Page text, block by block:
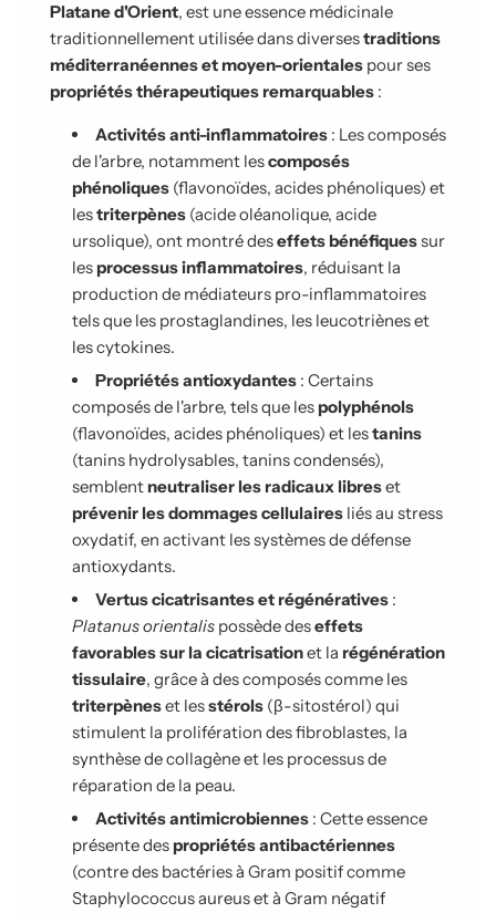
u
r
s
.
.
Platane d'Orient, est une essence médicinale
traditionnellement utilisée dans diversestraditions
méditerranéennes et moyen-orientales pour ses
propriétés thérapeutiques remarquables :
Activités anti-inflammatoires : Les composés
de l'arbre, notamment lescomposés
phénoliques (flavonoïdes, acides phénoliques) et
lestriterpènes (acide oléanolique, acide
ursolique), ont montré deseffets bénéfiquessur
les processus inflammatoires, réduisant la
production de médiateurs pro-inflammatoires
tels que les prostaglandines, les leucotriènes et
les cytokines.
Propriétés antioxydantes : Certains
composés de l'arbre, tels que les polyphénols
(flavonoïdes, acides phénoliques) et lestanins
(tanins hydrolysables, tanins condensés),
semblent neutraliser les radicaux libreset
prévenir les dommages cellulaires liés au stress
oxydatif, en activant les systèmes de défense
antioxydants.
Vertus cicatrisantes et régénératives :
Platanus orientalis possède deseffets
favorables sur la cicatrisationet la régénération
tissulaire, grâce à des composés comme les
triterpèneset lesstérols (β-sitostérol) qui
stimulent la prolifération des fibroblastes, la
synthèse de collagène et les processus de
réparation de la peau.
Activités antimicrobiennes : Cette essence
présente des propriétés antibactériennes
(contre des bactéries à Gram positif comme
Staphylococcus aureus et à Gram négatif